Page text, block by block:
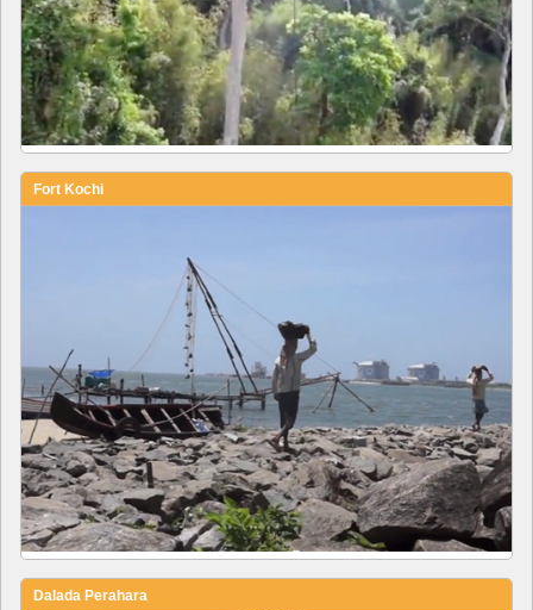
Fort Kochi
Dalada Perahara